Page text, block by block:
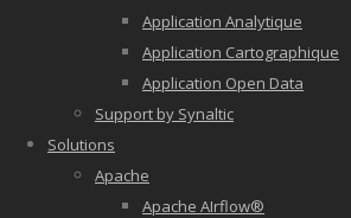
Application Analytique
Application Cartographique
Application Open Data
Support by Synaltic
Solutions
Apache
Apache AIrflow®